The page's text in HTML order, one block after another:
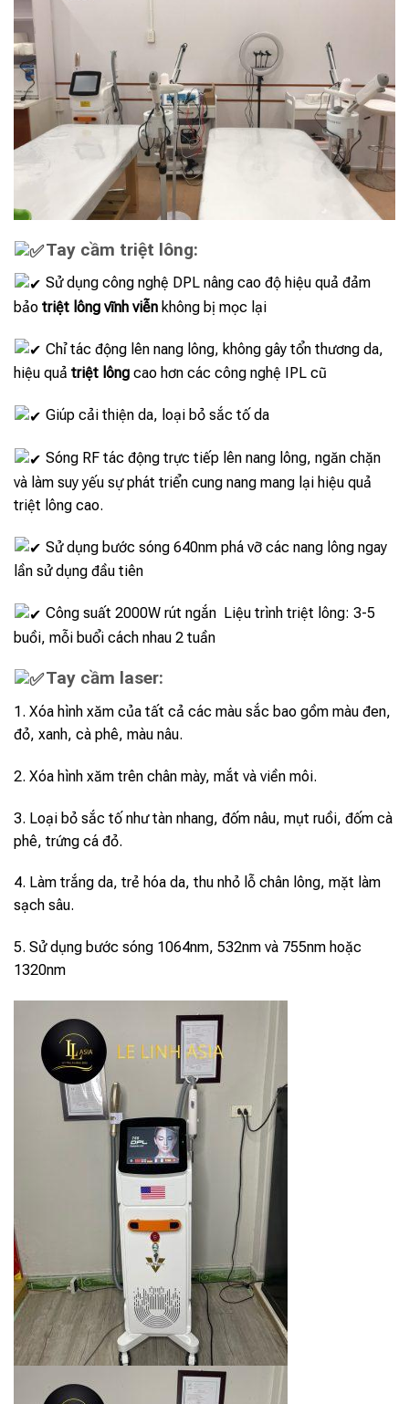
Tay cầm triệt lông:
Sử dụng công nghệ DPL nâng cao độ hiệu quả đảm
bảo triệt lông vĩnh viễn không bị mọc lại
Chỉ tác động lên nang lông, không gây tổn thương da,
hiệu quả triệt lông cao hơn các công nghệ IPL cũ
Giúp cải thiện da, loại bỏ sắc tố da
Sóng RF tác động trực tiếp lên nang lông, ngăn chặn
và làm suy yếu sự phát triển cung nang mang lại hiệu quả
triệt lông cao.
Sử dụng bước sóng 640nm phá vỡ các nang lông ngay
lần sử dụng đầu tiên
Công suất 2000W rút ngắn Liệu trình triệt lông: 3-5
buồi, mỗi buổi cách nhau 2 tuần
Tay cầm laser:
1. Xóa hình xăm của tất cả các màu sắc bao gồm màu đen,
đỏ, xanh, cà phê, màu nâu.
2. Xóa hình xăm trên chân mày, mắt và viền môi.
3. Loại bỏ sắc tố như tàn nhang, đốm nâu, mụt ruồi, đốm cà
phê, trứng cá đỏ.
4. Làm trắng da, trẻ hóa da, thu nhỏ lỗ chân lông, mặt làm
sạch sâu.
5. Sử dụng bước sóng 1064nm, 532nm và 755nm hoặc
1320nm